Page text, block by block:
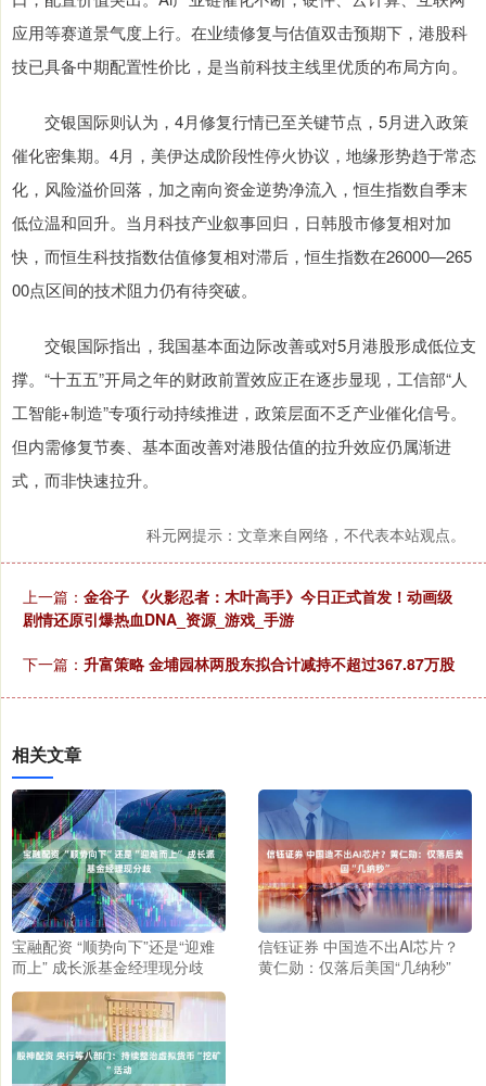
应用等赛道景气度上行。在业绩修复与估值双击预期下，港股科
技已具备中期配置性价比，是当前科技主线里优质的布局方向。
交银国际则认为，4月修复行情已至关键节点，5月进入政策
催化密集期。4月，美伊达成阶段性停火协议，地缘形势趋于常态
化，风险溢价回落，加之南向资金逆势净流入，恒生指数自季末
低位温和回升。当月科技产业叙事回归，日韩股市修复相对加
快，而恒生科技指数估值修复相对滞后，恒生指数在26000—265
00点区间的技术阻力仍有待突破。
交银国际指出，我国基本面边际改善或对5月港股形成低位支
撑。“十五五”开局之年的财政前置效应正在逐步显现，工信部“人
工智能+制造”专项行动持续推进，政策层面不乏产业催化信号。
但内需修复节奏、基本面改善对港股估值的拉升效应仍属渐进
式，而非快速拉升。
科元网提示：文章来自网络，不代表本站观点。
上一篇： 金谷子 《火影忍者：木叶高手》今日正式首发！动画级
剧情还原引爆热血DNA_资源_游戏_手游
下一篇： 升富策略 金埔园林两股东拟合计减持不超过367.87万股
相关文章
宝融配资 “顺势向下”还是“迎难
而上” 成长派基金经理现分歧
信钰证券 中国造不出AI芯片？
黄仁勋：仅落后美国“几纳秒”